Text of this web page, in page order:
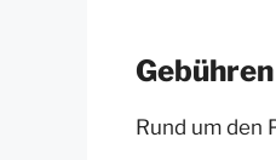
Rund um den